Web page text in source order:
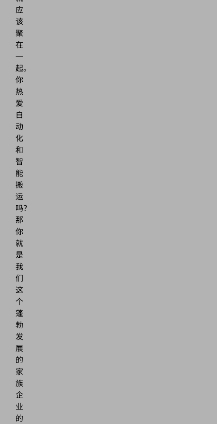
应
该
聚
在
一
起。
你
热
爱
自
动
化
和
智
能
搬
运
吗？
那
你
就
是
我
们
这
个
蓬
勃
发
展
的
家
族
企
业
的